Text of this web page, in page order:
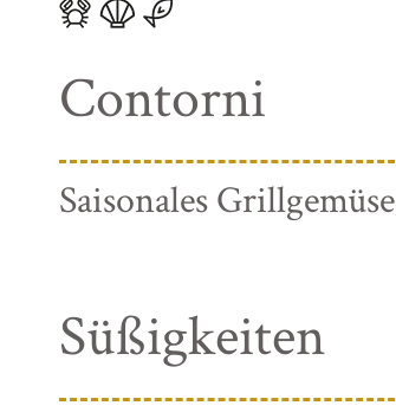
Contorni
Saisonales Grillgemüse
Süßigkeiten